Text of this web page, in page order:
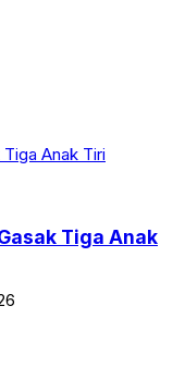
Tiga Anak